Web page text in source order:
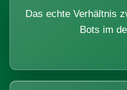
Das echte Verhältnis
Bots im